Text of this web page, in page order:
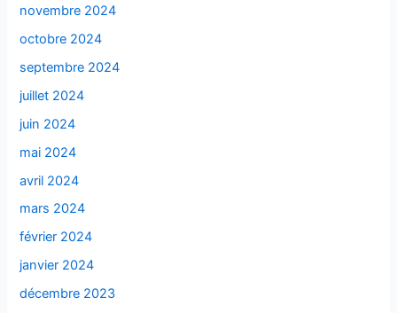
novembre 2024
octobre 2024
septembre 2024
juillet 2024
juin 2024
mai 2024
avril 2024
mars 2024
février 2024
janvier 2024
décembre 2023